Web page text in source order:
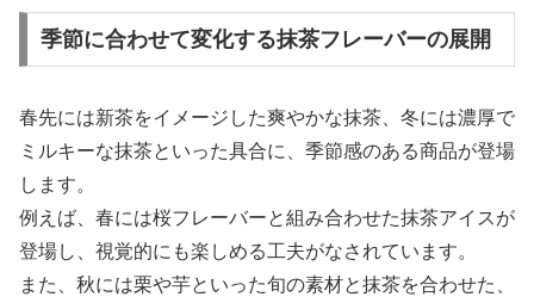
季節に合わせて変化する抹茶フレーバーの展開
春先には新茶をイメージした爽やかな抹茶、冬には濃厚で
ミルキーな抹茶といった具合に、季節感のある商品が登場
します。
例えば、春には桜フレーバーと組み合わせた抹茶アイスが
登場し、視覚的にも楽しめる工夫がなされています。
また、秋には栗や芋といった旬の素材と抹茶を合わせた、